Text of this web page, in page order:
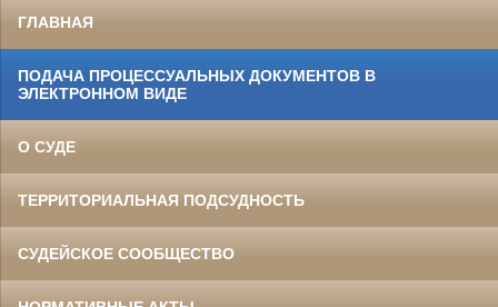
ГЛАВНАЯ
ПОДАЧА ПРОЦЕССУАЛЬНЫХ ДОКУМЕНТОВ В
ЭЛЕКТРОННОМ ВИДЕ
О СУДЕ
ТЕРРИТОРИАЛЬНАЯ ПОДСУДНОСТЬ
СУДЕЙСКОЕ СООБЩЕСТВО